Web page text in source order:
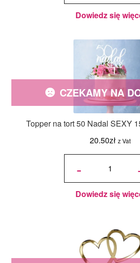
Dowiedz się
Topper na tort 50 Nadal SEXY
20.50zł z Vat
CZEKAMY NA
-
ilość
50
Nadal
SEXY
15 x 9
cm
Dowiedz się